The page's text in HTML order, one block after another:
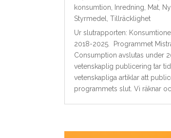
konsumtion, Inredning, Mat,
Styrmedel, Tillräcklighet
Ur slutrapporten:
2018-2025. Programmet
Consumption avslutas under
vetenskaplig publicering tar
vetenskapliga artiklar att
programmets slut. Vi räknar